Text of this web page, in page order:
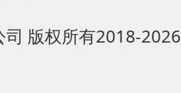
版权所有2018-2026